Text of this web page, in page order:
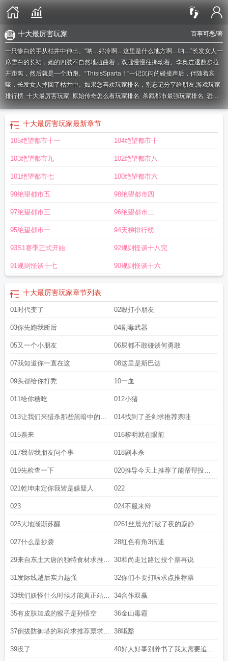
百事可恶/著
十大最厉害玩家
一只惨白的手从枯井中伸出。“呐…好冷啊…这里是什么地方啊…呐…”长发女人一
席雪白的长裙，她的四肢不自然地扭曲着，双腿慢慢往挪动着。李奥连退数步拉
开距离，然后就是一个助跑。“ThisisSparta！”一记沉闷的碰撞声后，伴随着哀
嚎，长发女人掉回了枯井中。如果您喜欢玩家排名，别忘记分享给朋友.游戏玩家
排行榜 十大最厉害玩家 原始传奇怎么看玩家排名 杀戮都市最强玩家排名 恐龙
岛世界服最厉害的玩家排名知名玩家我的世界最强玩家排名游戏玩家名单拳
皇97玩家排名
mcteirsPVP玩家排名
行 玩家rank
服玩家排名街霸6玩家排名 cntier中国玩家排名玩家排名前十
Database玩家排行 游戏玩家人数排行榜
榜排行榜玩家最出名的玩家 世界玩家排名我的世界最强pvp玩家排名
前十游戏玩家数量排行榜2020 游戏玩家排行榜名称游戏玩家数量排行榜
2021世界级玩家 我的世界公认最强pvp玩家排名
十大最厉害玩家最新章节
105绝望都市十一 104绝望都市十
103绝望都市九 102绝望都市八
101绝望都市七 100绝望都市六
99绝望都市五 98绝望都市四
97绝望都市三 96绝望都市二
95绝望都市一 94天梯排行榜
93S1赛季正式开始 92规则怪谈十八完
91规则怪谈十七 90规则怪谈十六
十大最厉害玩家章节列表
01时代变了 02殴打小朋友
03你先跑我断后 04剧毒武器
05又一个小朋友 06屎都不敢碰谈何勇敢
07我知道你一直在这 08这里是斯巴达
09头都给你打秃 10一血
011给你糖吃 012小猪
013让我们来猎杀那些黑暗中的牛
头人吧
014找到了圣剑求推荐票哇
015票来 016黎明就在眼前
017我帮我朋友问个事 018剧本杀
019先检查一下 020推导今天上推荐了能帮帮投一
下票吗
021乾坤未定你我皆是嫌疑人 022
023 024不服来辩
025大地渐渐苏醒 0261丝晨光打破了夜的寂静
027什么是抄袭 28红色有角3倍速
29来自东土大唐的独特食材求推荐
票哇
30和尚走过路过投个票再说
31发际线越后实力越强 32你们不要打啦求点推荐票
33我们妖怪什么时候才能真正站起
来
34合作双赢
35有皮肤加成的猴子是孙悟空 36金山毒霸
37倒拔防御塔的和尚求推荐票求收
藏
38哦豁
39没了 40好人好事别养书了我太需要追读